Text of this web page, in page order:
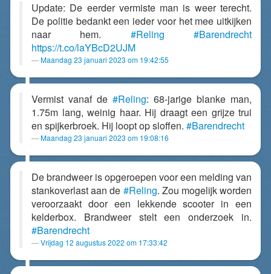
Update: De eerder vermiste man is weer terecht.
De politie bedankt een ieder voor het mee uitkijken
naar hem. #Reling
#Barendrecht
https://t.co/laYBcD2UJM
Maandag 23 januari 2023 om 19:42:55
Vermist vanaf de #Reling: 68-jarige blanke man,
1.75m lang, weinig haar. Hij draagt een grijze trui
en spijkerbroek. Hij loopt op sloffen. #Barendrecht
Maandag 23 januari 2023 om 19:08:16
De brandweer is opgeroepen voor een melding van
stankoverlast aan de #Reling. Zou mogelijk worden
veroorzaakt door een lekkende scooter in een
kelderbox. Brandweer stelt een onderzoek in.
#Barendrecht
Vrijdag 12 augustus 2022 om 17:33:42